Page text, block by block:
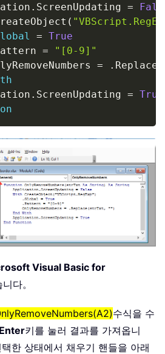
. ScreenUpdating =
(
= True
=
"[0-9]"
= . Replace
. ScreenUpdating = True
Visual Basic for
다。
수식을 수
Enter키를 눌러 결과를 가져옵니
한 상태에서 채우기 핸들을 아래